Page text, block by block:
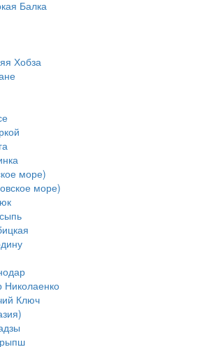
Балка
Хобза
море)
море)
Николаенко
Ключ